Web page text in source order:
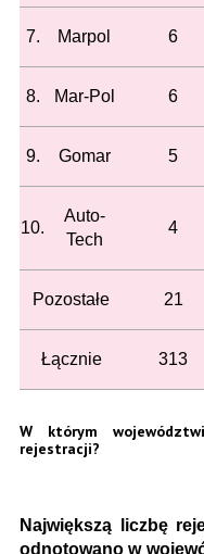
7. Marpol 6
8. Mar-Pol 6
9. Gomar 5
10.
Auto-
Tech
4
Pozostałe 21
Łącznie 313
W którym
rejestracji?
Największą liczbę
odnotowano w